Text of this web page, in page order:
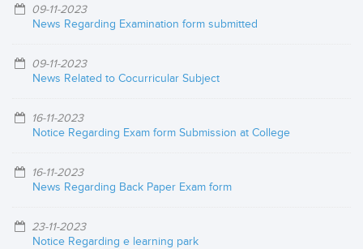
09-11-2023
News Regarding Examination form submitted
09-11-2023
News Related to Cocurricular Subject
16-11-2023
Notice Regarding Exam form Submission at College
16-11-2023
News Regarding Back Paper Exam form
23-11-2023
Notice Regarding e learning park